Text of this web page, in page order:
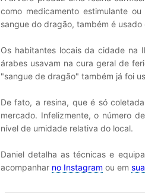
como medicamento estimulante
sangue do dragão, também é
Os habitantes locais da cidade na
árabes usavam na cura geral de
"sangue de dragão" também já foi
De fato, a resina, que é só
mercado. Infelizmente, o número
nível de umidade relativa do local.
Daniel detalha as técnicas e
acompanhar no Instagram ou em